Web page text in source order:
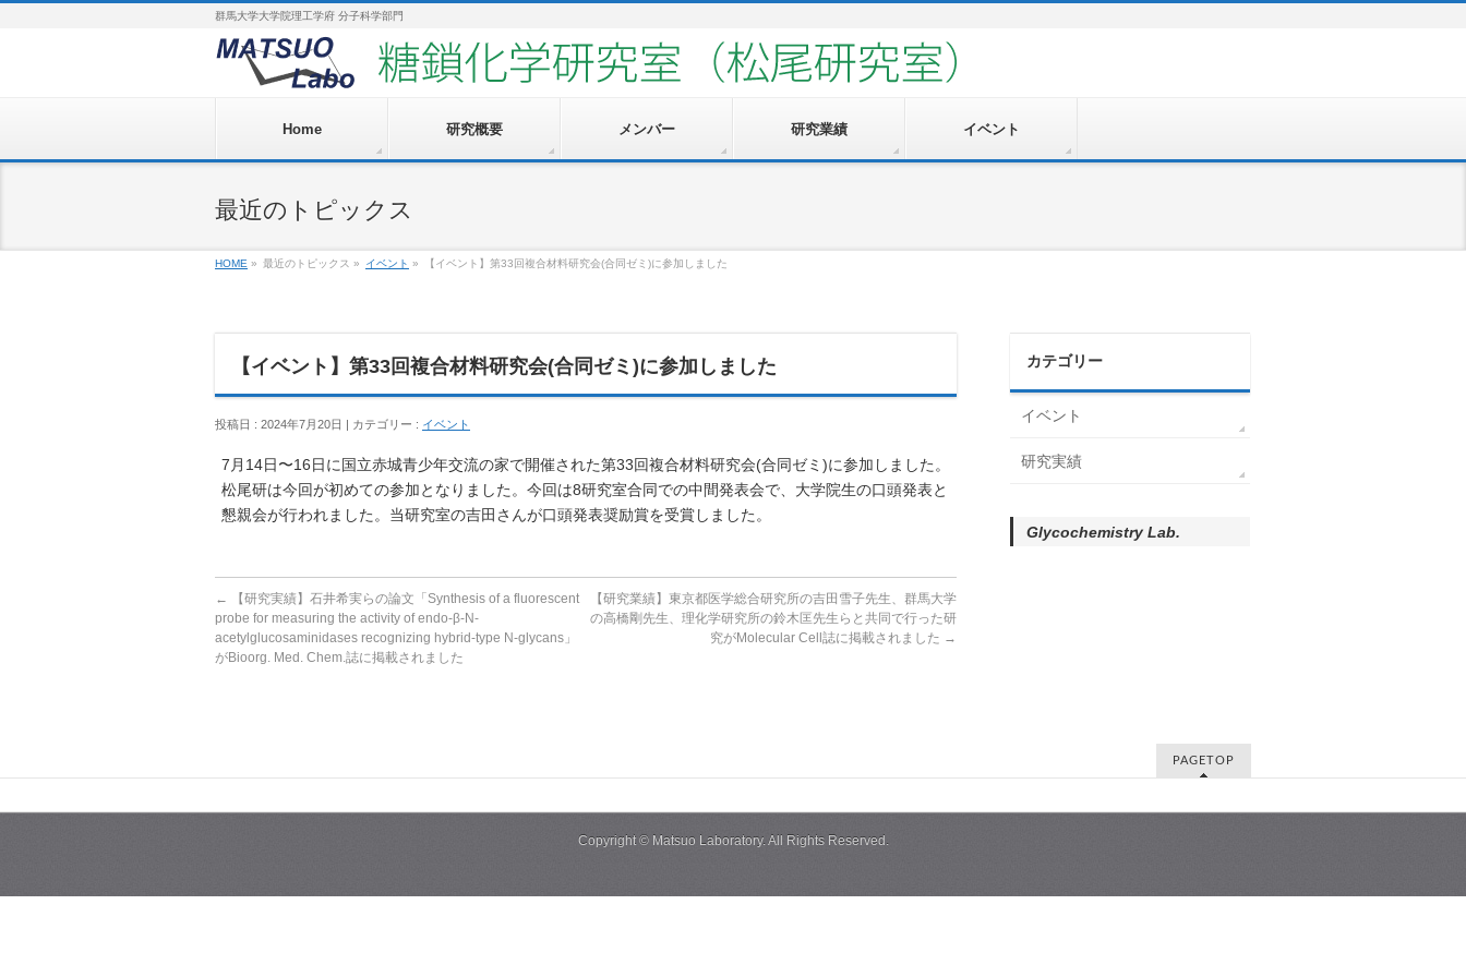
群馬大学大学院理工学府 分子科学部門
Home 研究概要 メンバー 研究業績 イベント
最近のトピックス
HOME » 最近のトピックス » イベント » 【イベント】第33回複合材料研究会(合同ゼミ)に参加しました
【イベント】第33回複合材料研究会(合同ゼミ)に参加しました
投稿日 : 2024年7月20日 | カテゴリー : イベント
7月14日〜16日に国立赤城青少年交流の家で開催された第33回複合材料研究会(合同ゼミ)に参加しました。
松尾研は今回が初めての参加となりました。今回は8研究室合同での中間発表会で、大学院生の口頭発表と
懇親会が行われました。当研究室の吉田さんが口頭発表奨励賞を受賞しました。
←
【研究実績】石井希実らの論文「Synthesis of a fluorescent
probe for measuring the activity of endo-β-N-
acetylglucosaminidases recognizing hybrid-type N-glycans」
がBioorg. Med. Chem.誌に掲載されました
【研究業績】東京都医学総合研究所の吉田雪子先生、群馬大学
の高橋剛先生、理化学研究所の鈴木匡先生らと共同で行った研
究がMolecular Cell誌に掲載されました →
カテゴリー
イベント
研究実績
Glycochemistry Lab.
PAGETOP
Copyright © Matsuo Laboratory.All Rights Reserved.